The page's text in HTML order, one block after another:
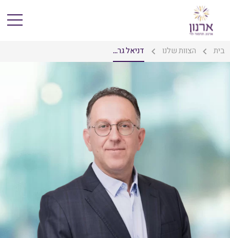
בית הצוות שלנו דניאל גר...